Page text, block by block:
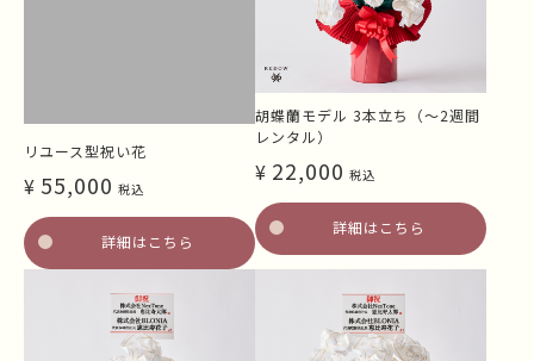
リユース型祝い花
¥ 55,000 税込
詳細はこちら
胡蝶蘭モデル 3本立ち（～2週間
レンタル）
¥ 22,000 税込
詳細はこちら